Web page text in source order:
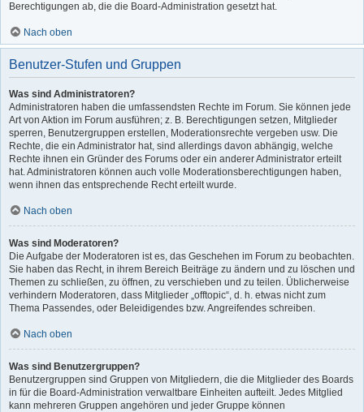
Berechtigungen ab, die die Board-Administration gesetzt hat.
Nach oben
Benutzer-Stufen und Gruppen
Was sind Administratoren?
Administratoren haben die umfassendsten Rechte im Forum. Sie können jede
Art von Aktion im Forum ausführen; z. B. Berechtigungen setzen, Mitglieder
sperren, Benutzergruppen erstellen, Moderationsrechte vergeben usw. Die
Rechte, die ein Administrator hat, sind allerdings davon abhängig, welche
Rechte ihnen ein Gründer des Forums oder ein anderer Administrator erteilt
hat. Administratoren können auch volle Moderationsberechtigungen haben,
wenn ihnen das entsprechende Recht erteilt wurde.
Nach oben
Was sind Moderatoren?
Die Aufgabe der Moderatoren ist es, das Geschehen im Forum zu beobachten.
Sie haben das Recht, in ihrem Bereich Beiträge zu ändern und zu löschen und
Themen zu schließen, zu öffnen, zu verschieben und zu teilen. Üblicherweise
verhindern Moderatoren, dass Mitglieder „offtopic“, d. h. etwas nicht zum
Thema Passendes, oder Beleidigendes bzw. Angreifendes schreiben.
Nach oben
Was sind Benutzergruppen?
Benutzergruppen sind Gruppen von Mitgliedern, die die Mitglieder des Boards
in für die Board-Administration verwaltbare Einheiten aufteilt. Jedes Mitglied
kann mehreren Gruppen angehören und jeder Gruppe können